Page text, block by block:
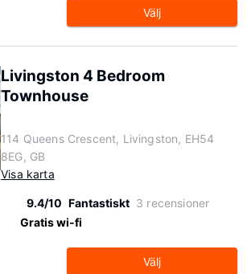
Välj
Livingston 4 Bedroom
Townhouse
114 Queens Crescent, Livingston, EH54
8EG, GB
Visa karta
9.4/10 Fantastiskt 3 recensioner
Gratis wi-fi
Välj